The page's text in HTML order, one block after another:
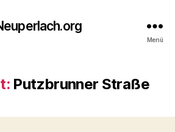
Menü
Putzbrunner Straße